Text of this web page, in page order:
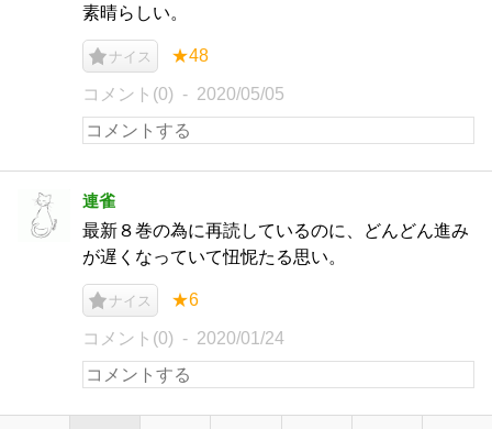
素晴らしい。
ナイス ★48
コメント(0) 2020/05/05
連雀
最新８巻の為に再読しているのに、どんどん進み
が遅くなっていて忸怩たる思い。
ナイス ★6
コメント(0) 2020/01/24